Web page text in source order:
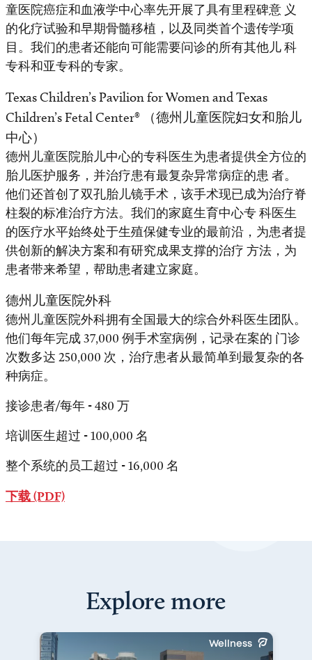
童医院癌症和血液学中心率先开展了具有里程碑意 义
的化疗试验和早期骨髓移植，以及同类首个遗传学项
目。我们的患者还能向可能需要问诊的所有其他儿 科
专科和亚专科的专家。
Texas Children’s Pavilion for Women and Texas
Children’s Fetal Center® （德州儿童医院妇女和胎儿
中心）
德州儿童医院胎儿中心的专科医生为患者提供全方位的
胎儿医护服务，并治疗患有最复杂异常病症的患 者。
他们还首创了双孔胎儿镜手术，该手术现已成为治疗脊
柱裂的标准治疗方法。我们的家庭生育中心专 科医生
的医疗水平始终处于生殖保健专业的最前沿，为患者提
供创新的解决方案和有研究成果支撑的治疗 方法，为
患者带来希望，帮助患者建立家庭。
德州儿童医院外科
德州儿童医院外科拥有全国最大的综合外科医生团队。
他们每年完成 37,000 例手术室病例，记录在案的 门诊
次数多达 250,000 次，治疗患者从最简单到最复杂的各
种病症。
接诊患者/每年 - 480 万
培训医生超过 - 100,000 名
整个系统的员工超过 - 16,000 名
下载 (PDF)
Explore more
Wellness